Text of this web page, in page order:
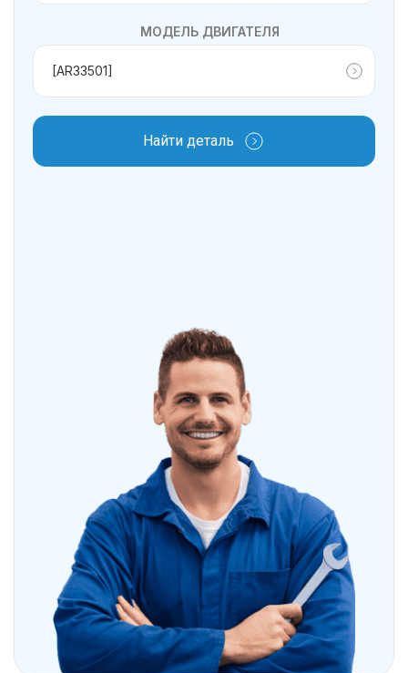
МОДЕЛЬ ДВИГАТЕЛЯ
Найти деталь